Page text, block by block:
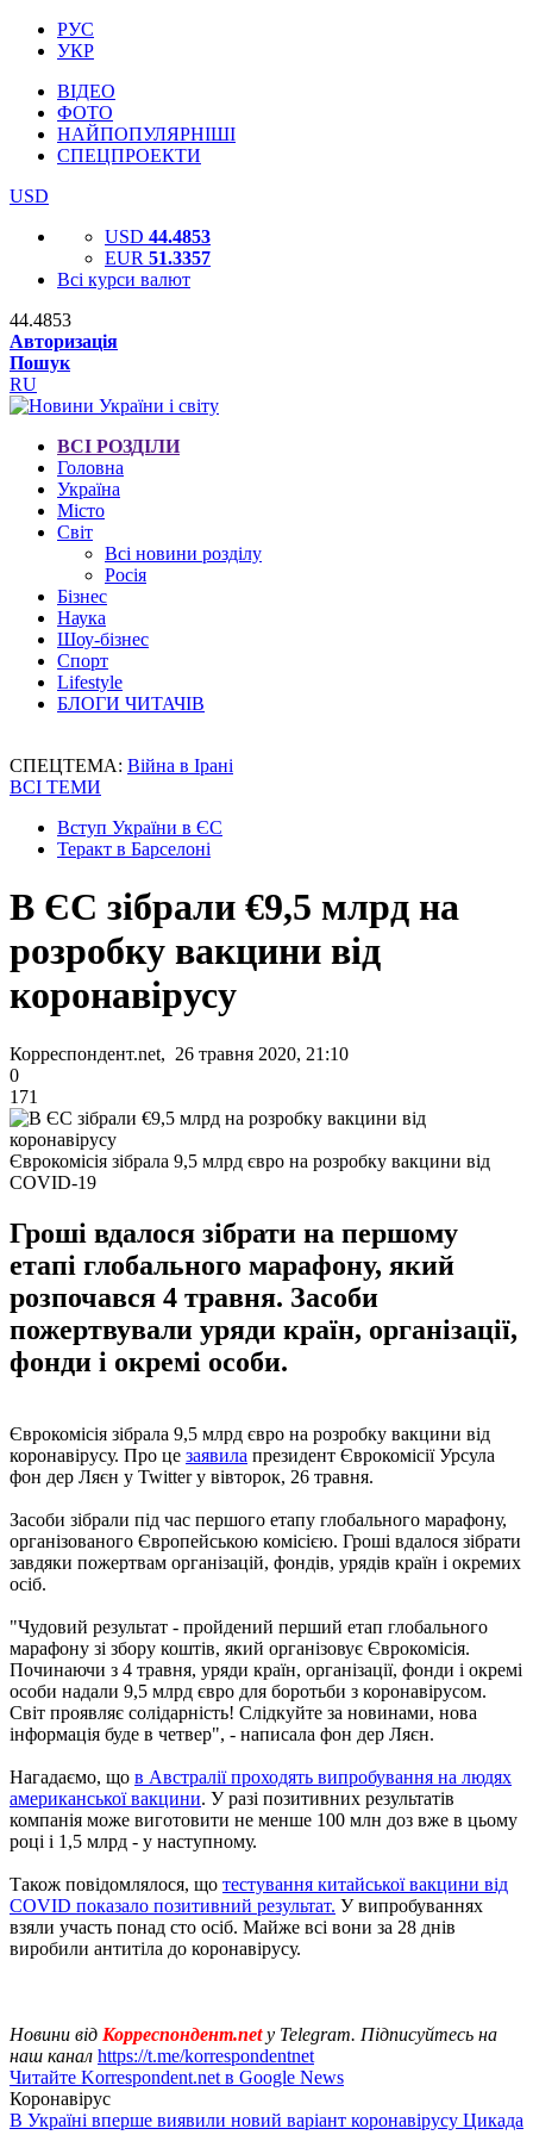
РУС
УКР
ВІДЕО
ФОТО
НАЙПОПУЛЯРНІШІ
СПЕЦПРОЕКТИ
USD
USD 44.4853
EUR 51.3357
Всі курси валют
44.4853
Авторизація
Пошук
RU
ВСІ РОЗДІЛИ
Головна
Україна
Місто
Світ
Всі новини розділу
Росія
Бізнес
Наука
Шоу-бізнес
Спорт
Lifestyle
БЛОГИ ЧИТАЧІВ
СПЕЦТЕМА: Війна в Ірані
ВСІ ТЕМИ
Вступ України в ЄС
Теракт в Барселоні
В ЄС зібрали €9,5 млрд на
розробку вакцини від
коронавірусу
Корреспондент.net, 26 травня 2020, 21:10
0
171
Єврокомісія зібрала 9,5 млрд євро на розробку вакцини від
COVID-19
Гроші вдалося зібрати на першому
етапі глобального марафону, який
розпочався 4 травня. Засоби
пожертвували уряди країн, організації,
фонди і окремі особи.
Єврокомісія зібрала 9,5 млрд євро на розробку вакцини від
коронавірусу. Про це заявила президент Єврокомісії Урсула
фон дер Ляєн у Twitter у вівторок, 26 травня.
Засоби зібрали під час першого етапу глобального марафону,
організованого Європейською комісією. Гроші вдалося зібрати
завдяки пожертвам організацій, фондів, урядів країн і окремих
осіб.
"Чудовий результат - пройдений перший етап глобального
марафону зі збору коштів, який організовує Єврокомісія.
Починаючи з 4 травня, уряди країн, організації, фонди і окремі
особи надали 9,5 млрд євро для боротьби з коронавірусом.
Світ проявляє солідарність! Слідкуйте за новинами, нова
інформація буде в четвер", - написала фон дер Ляєн.
Нагадаємо, що в Австралії проходять випробування на людях
американської вакцини. У разі позитивних результатів
компанія може виготовити не менше 100 млн доз вже в цьому
році і 1,5 млрд - у наступному.
Також повідомлялося, що тестування китайської вакцини від
COVID показало позитивний результат. У випробуваннях
взяли участь понад сто осіб. Майже всі вони за 28 днів
виробили антитіла до коронавірусу.
Новини від Корреспондент.net у Telegram. Підписуйтесь на
наш канал https://t.me/korrespondentnet
Читайте Korrespondent.net в Google News
Коронавірус
В Україні вперше виявили новий варіант коронавірусу Цикада